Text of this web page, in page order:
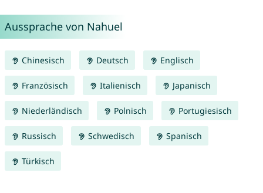
Aussprache von Nahuel
Chinesisch Deutsch Englisch
Französisch Italienisch Japanisch
Niederländisch Polnisch Portugiesisch
Russisch Schwedisch Spanisch
Türkisch